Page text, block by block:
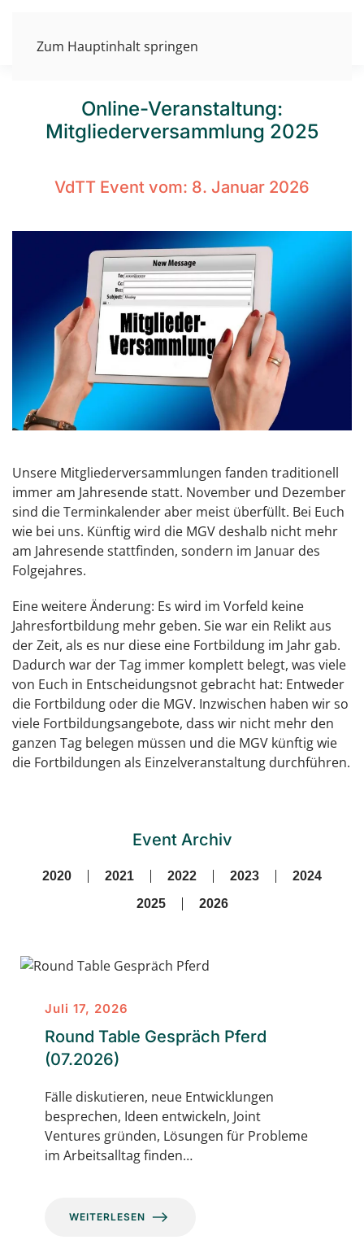
Zum Hauptinhalt springen
Online-Veranstaltung:
Mitgliederversammlung 2025
VdTT Event vom: 8. Januar 2026
Unsere Mitgliederversammlungen fanden traditionell
immer am Jahresende statt. November und Dezember
sind die Terminkalender aber meist überfüllt. Bei Euch
wie bei uns. Künftig wird die MGV deshalb nicht mehr
am Jahresende stattfinden, sondern im Januar des
Folgejahres.
Eine weitere Änderung: Es wird im Vorfeld keine
Jahresfortbildung mehr geben. Sie war ein Relikt aus
der Zeit, als es nur diese eine Fortbildung im Jahr gab.
Dadurch war der Tag immer komplett belegt, was viele
von Euch in Entscheidungsnot gebracht hat: Entweder
die Fortbildung oder die MGV. Inzwischen haben wir so
viele Fortbildungsangebote, dass wir nicht mehr den
ganzen Tag belegen müssen und die MGV künftig wie
die Fortbildungen als Einzelveranstaltung durchführen.
Event Archiv
2020 2021 2022 2023
2024
2025
2026
Juli 17, 2026
Round Table Gespräch Pferd
(07.2026)
Fälle diskutieren, neue Entwicklungen
besprechen, Ideen entwickeln, Joint
Ventures gründen, Lösungen für Probleme
im Arbeitsalltag finden…
WEITERLESEN